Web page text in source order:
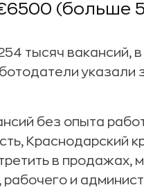
(больше
тысяч вакансий, в
указали
без опыта
Краснодарский
в продажах,
и